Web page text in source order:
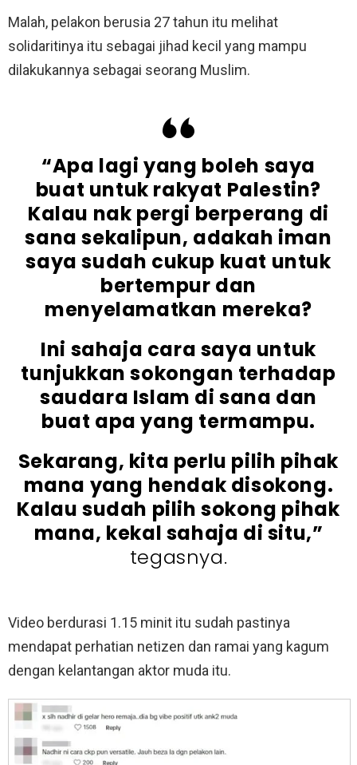
Malah, pelakon berusia 27 tahun itu melihat
solidaritinya itu sebagai jihad kecil yang mampu
dilakukannya sebagai seorang Muslim.
“Apa lagi yang boleh saya
buat untuk rakyat Palestin?
Kalau nak pergi berperang di
sana sekalipun, adakah iman
saya sudah cukup kuat untuk
bertempur dan
menyelamatkan mereka?
Ini sahaja cara saya untuk
tunjukkan sokongan terhadap
saudara Islam di sana dan
buat apa yang termampu.
Sekarang, kita perlu pilih pihak
mana yang hendak disokong.
Kalau sudah pilih sokong pihak
mana, kekal sahaja di situ,”
tegasnya.
Video berdurasi 1.15 minit itu sudah pastinya
mendapat perhatian netizen dan ramai yang kagum
dengan kelantangan aktor muda itu.